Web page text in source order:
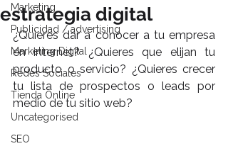
Marketing
Publicidad / advertising
Marketing Digital
Redes Sociales
Tienda Online
Uncategorised
SEO
estrategia digital
¿Quieres dar a conocer a tu empresa
en internet? ¿Quieres que elijan tu
producto o servicio? ¿Quieres crecer
tu lista de prospectos o leads por
medio de tu sitio web?